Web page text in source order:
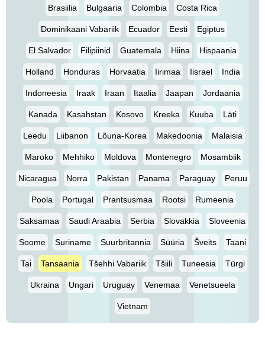
Brasiilia Bulgaaria Colombia Costa Rica
Dominikaani Vabariik Ecuador Eesti Egiptus
El Salvador Filipiinid Guatemala Hiina Hispaania
Holland Honduras Horvaatia Iirimaa Iisrael India
Indoneesia Iraak Iraan Itaalia Jaapan Jordaania
Kanada Kasahstan Kosovo Kreeka Kuuba Läti
Leedu Liibanon Lõuna-Korea Makedoonia Malaisia
Maroko Mehhiko Moldova Montenegro Mosambiik
Nicaragua Norra Pakistan Panama Paraguay Peruu
Poola Portugal Prantsusmaa Rootsi Rumeenia
Saksamaa Saudi Araabia Serbia Slovakkia Sloveenia
Soome Suriname Suurbritannia Süüria Šveits Taani
Tai Tansaania Tšehhi Vabariik Tšiili Tuneesia Türgi
Ukraina Ungari Uruguay Venemaa Venetsueela
Vietnam